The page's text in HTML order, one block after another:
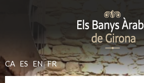
CA ES EN FR